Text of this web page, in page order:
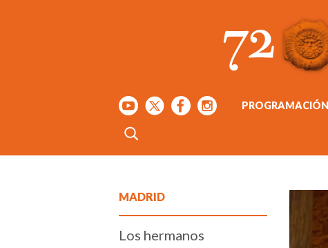
PROGRAMACIÓN
MADRID
Los hermanos